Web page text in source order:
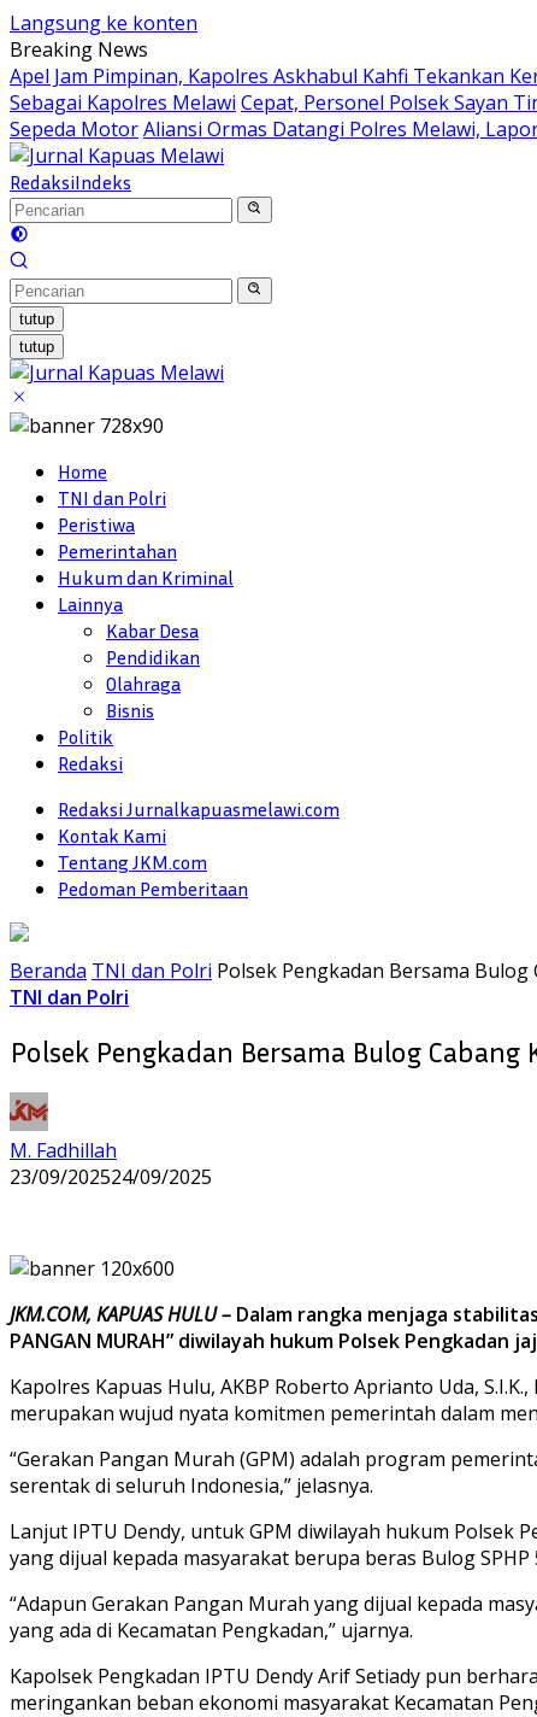
Langsung ke konten
Breaking News
Apel Jam Pimpinan, Kapolres Askhabul Kahfi Tekankan
Sebagai Kapolres Melawi Cepat, Personel Polsek Sayan
Sepeda MotorAliansi Ormas Datangi Polres Melawi,
RedaksiIndeks
tutup
tutup
Home
TNI dan Polri
Peristiwa
Pemerintahan
Hukum dan Kriminal
Lainnya
Kabar Desa
Pendidikan
Olahraga
Bisnis
Politik
Redaksi
Redaksi Jurnalkapuasmelawi.com
Kontak Kami
Tentang JKM.com
Pedoman Pemberitaan
Beranda TNI dan Polri Polsek Pengkadan Bersama
TNI dan Polri
Polsek Pengkadan Bersama Bulog
M. Fadhillah
23/09/202524/09/2025
JKM.COM, KAPUAS HULU – Dalam rangka menjaga
PANGAN MURAH” diwilayah hukum Polsek Pengkadan
Kapolres Kapuas Hulu, AKBP Roberto Aprianto Uda,
merupakan wujud nyata komitmen pemerintah ‎dalam
“Gerakan Pangan Murah (GPM) adalah program
serentak di seluruh Indonesia,” jelasnya.
Lanjut IPTU Dendy, untuk GPM diwilayah hukum Polsek
yang dijual kepada masyarakat berupa beras Bulog
“Adapun Gerakan Pangan Murah yang dijual kepada
yang ada di Kecamatan Pengkadan,” ujarnya.
Kapolsek Pengkadan IPTU Dendy Arif Setiady pun
meringankan beban ekonomi masyarakat Kecamatan